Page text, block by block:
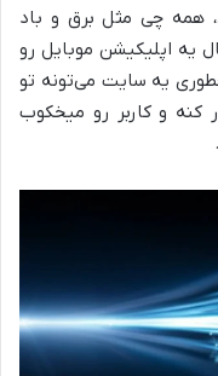
همه چی مثل برق و باد
اپلیکیشن موبایل رو
یه سایت می‌تونه تو
کنه و کاربر رو میخکوب